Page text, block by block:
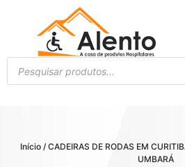
Início/ CADEIRAS DE RODAS EM
UMBARÁ